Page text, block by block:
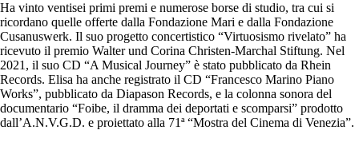
Ha vinto ventisei primi premi e numerose borse di studio, tra cui si
ricordano quelle offerte dalla Fondazione Mari e dalla Fondazione
Cusanuswerk. Il suo progetto concertistico “Virtuosismo rivelato” ha
ricevuto il premio Walter und Corina Christen-Marchal Stiftung. Nel
2021, il suo CD “A Musical Journey” è stato pubblicato da Rhein
Records. Elisa ha anche registrato il CD “Francesco Marino Piano
Works”, pubblicato da Diapason Records, e la colonna sonora del
documentario “Foibe, il dramma dei deportati e scomparsi” prodotto
dall’A.N.V.G.D. e proiettato alla 71ª “Mostra del Cinema di Venezia”.